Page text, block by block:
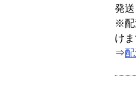
発送
※配
け
⇒